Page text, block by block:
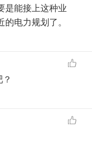
是能接上这种业
电力规划了。